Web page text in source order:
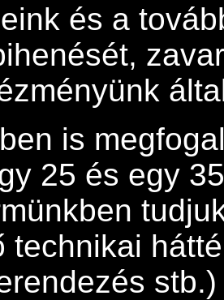
és a
is
25 és egy
technikai